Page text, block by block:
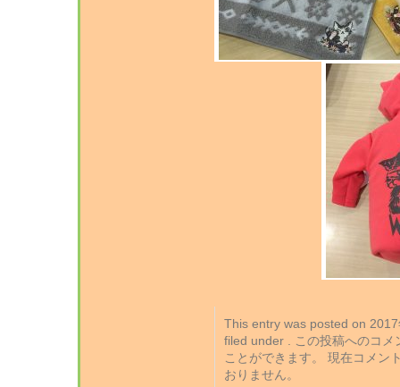
This entry was posted on
filed under . この投稿へのコ
ことができます。 現在コメン
おりません。